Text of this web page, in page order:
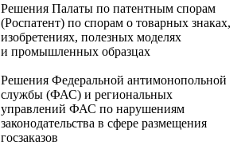
Решения Палаты по патентным спорам
(Роспатент) по спорам о товарных знаках,
изобретениях, полезных моделях
и промышленных образцах
Решения Федеральной антимонопольной
службы (ФАС) и региональных
управлений ФАС по нарушениям
законодательства в сфере размещения
госзаказов